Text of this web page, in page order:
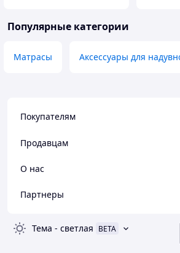
Популярные категории
Матрасы Аксессуары для
Покупателям
Продавцам
О нас
Партнеры
Тема - светлая BETA